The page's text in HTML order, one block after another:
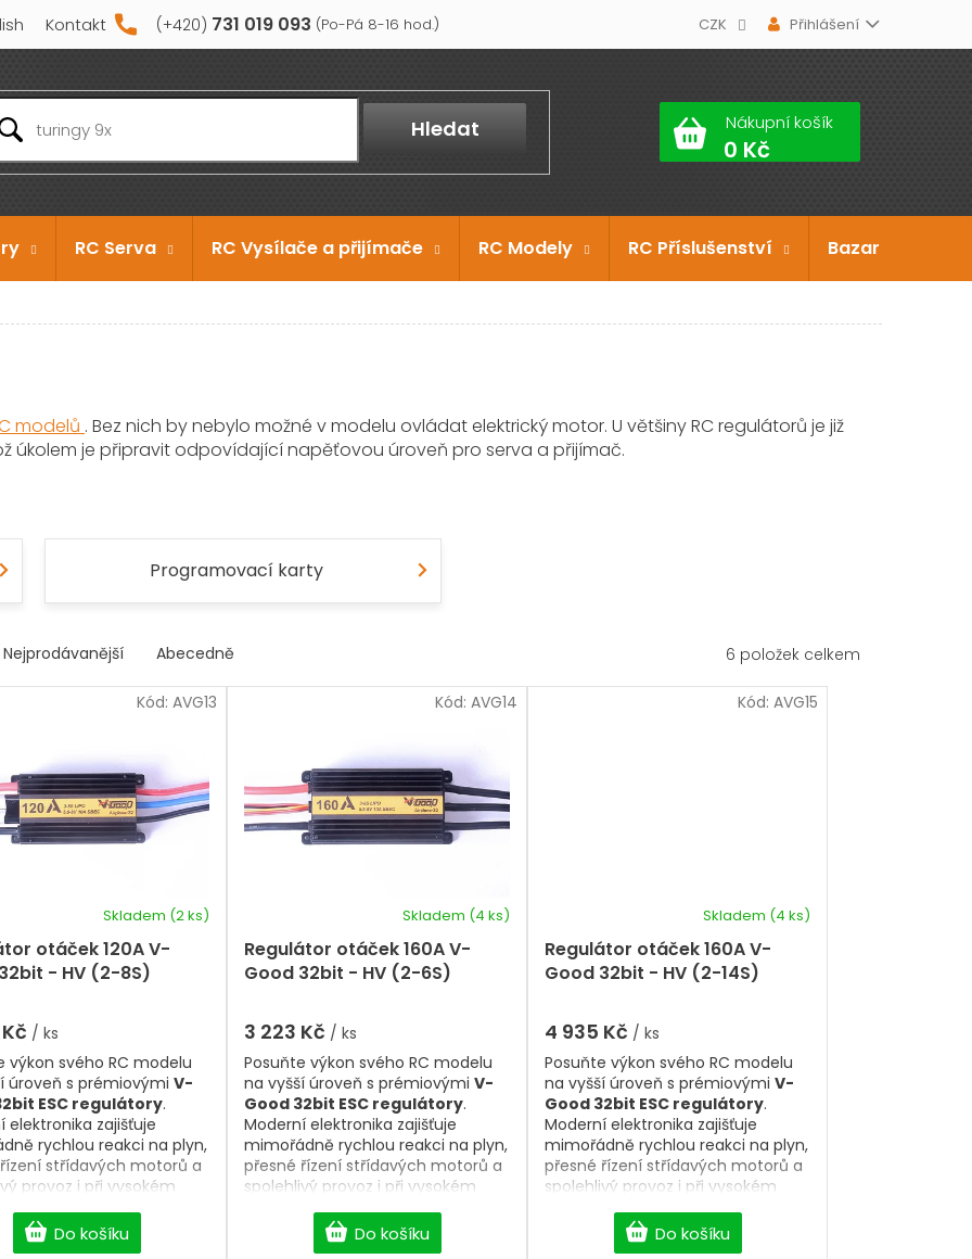
731 019 093
Kontakt CZK Přihlášení
Hledat Nákupní košík
RC Serva RC Vysílače a přijímače RC Modely RC Příslušenství Bazar
modelů . Bez nich by nebylo možné v modelu ovládat elektrický motor. U většiny RC regulátorů je již
úkolem je připravit odpovídající napěťovou úroveň pro serva a přijímač.
Programovací karty
Nejprodávanější Abecedně 6 položek celkem
otáček 120A V-
- HV (2-8S)
Skladem (2 ks)
/ ks
Do košíku
výkon svého RC modelu
úroveň s prémiovými V-
ESC regulátory.
elektronika zajišťuje
rychlou reakci na plyn,
střídavých motorů a
provoz i při vysokém
NabízímeESC
6A–160A, včetně
6S, 8S i 14S LiPo
Kód: AVG13
Regulátor otáček 160A V-
Good 32bit - HV (2-6S)
hodnocení
produktu
je
z
hvězdiček.
Skladem (4 ks)
3 223 Kč / ks
Do košíku
Posuňte výkon svého RC modelu
na vyšší úroveň s prémiovými V-
Good 32bit ESC regulátory.
Moderní elektronika zajišťuje
mimořádně rychlou reakci na plyn,
přesné řízení střídavých motorů a
spolehlivý provoz i při vysokém
zatížení. NabízímeESC
regulátory 6A–160A, včetně
verzí pro 6S, 8S i 14S LiPo
Kód: AVG14
Regulátor otáček 160A V-
Good 32bit - HV (2-14S)
hodnocení
produktu
je
z
hvězdiček.
Skladem (4 ks)
4 935 Kč / ks
Do košíku
Posuňte výkon svého RC modelu
na vyšší úroveň s prémiovými V-
Good 32bit ESC regulátory.
Moderní elektronika zajišťuje
mimořádně rychlou reakci na plyn,
přesné řízení střídavých motorů a
spolehlivý provoz i při vysokém
zatížení. NabízímeESC
regulátory 6A–160A, včetně
verzí pro 6S, 8S i 14S LiPo
Kód: AVG15